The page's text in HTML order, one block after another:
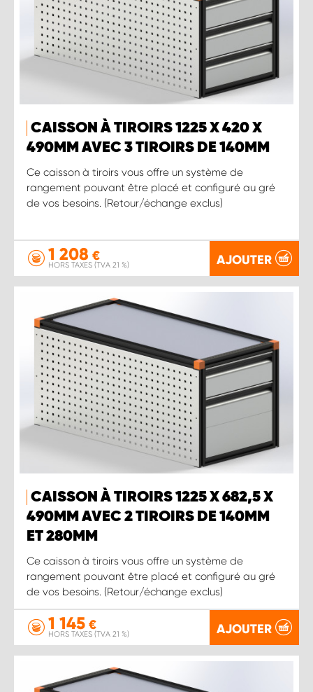
CAISSON À TIROIRS 1225 X 420 X
490MM AVEC 3 TIROIRS DE 140MM
Ce caisson à tiroirs vous offre un système de
rangement pouvant être placé et configuré au gré
de vos besoins. (Retour/échange exclus)
1 208 €
HORS TAXES (TVA 21 %) AJOUTER
CAISSON À TIROIRS 1225 X 682,5 X
490MM AVEC 2 TIROIRS DE 140MM
ET 280MM
Ce caisson à tiroirs vous offre un système de
rangement pouvant être placé et configuré au gré
de vos besoins. (Retour/échange exclus)
1 145 €
HORS TAXES (TVA 21 %) AJOUTER